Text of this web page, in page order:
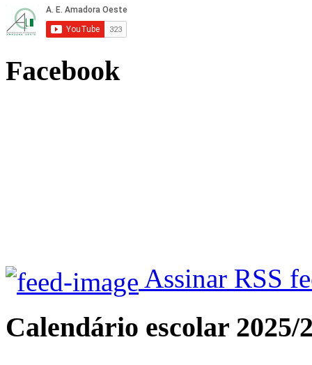
Facebook
Assinar RSS
Calendário escolar 2025/